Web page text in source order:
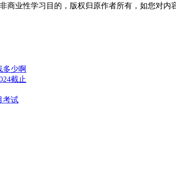
业性学习目的，版权归原作者所有，如您对内
多少啊
截止
考试